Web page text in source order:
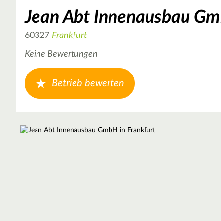
Jean Abt Innenausbau
60327 Frankfurt
Keine Bewertungen
Betrieb bewerten